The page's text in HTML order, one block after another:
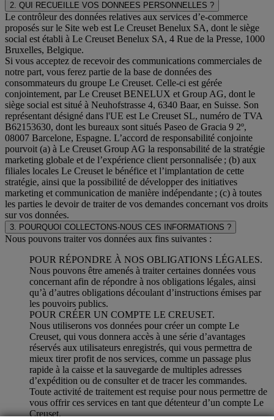
2. QUI RECUEILLE VOS DONNEES PERSONNELLES ?
Le contrôleur des données relatives aux services d’e-commerce
proposés sur le Site web est Le Creuset Benelux SA, dont le siège
social est établi à Le Creuset Benelux SA, 4 Rue de la Presse, 1000
Bruxelles, Belgique.
Si vous acceptez de recevoir des communications commerciales de
notre part, vous ferez partie de la base de données des
consommateurs du groupe Le Creuset. Celle-ci est gérée
conjointement, par Le Creuset BENELUX et Group AG, dont le
siège social est situé à Neuhofstrasse 4, 6340 Baar, en Suisse. Son
représentant désigné dans l'UE est Le Creuset SL, numéro de TVA
B62153630, dont les bureaux sont situés Paseo de Gracia 9 2º,
08007 Barcelone, Espagne. L’accord de responsabilité conjointe
pourvoit (a) à Le Creuset Group AG la responsabilité de la stratégie
marketing globale et de l’expérience client personnalisée ; (b) aux
filiales locales Le Creuset le bénéfice et l’implantation de cette
stratégie, ainsi que la possibilité de développer des initiatives
marketing et communication de manière indépendante ; (c) à toutes
les parties le devoir de traiter de vos demandes concernant vos droits
sur vos données.
3. POURQUOI COLLECTONS-NOUS CES INFORMATIONS ?
Nous pouvons traiter vos données aux fins suivantes :
POUR RÉPONDRE À NOS OBLIGATIONS LÉGALES.
Nous pouvons être amenés à traiter certaines données vous
concernant afin de répondre à nos obligations légales, ainsi
qu’à d’autres obligations découlant d’instructions émises par
les pouvoirs publics.
POUR CRÉER UN COMPTE LE CREUSET.
Nous utiliserons vos données pour créer un compte Le
Creuset, qui vous donnera accès à une série d’avantages
réservés aux utilisateurs enregistrés, qui vous permettra de
mieux tirer profit de nos services, comme un passage plus
rapide à la caisse et la sauvegarde de multiples adresses
d’expédition ou de consulter et de tracer les commandes.
Toute activité de traitement est requise pour nous permettre de
vous offrir ces services en tant que détenteur d’un compte Le
Creuset.